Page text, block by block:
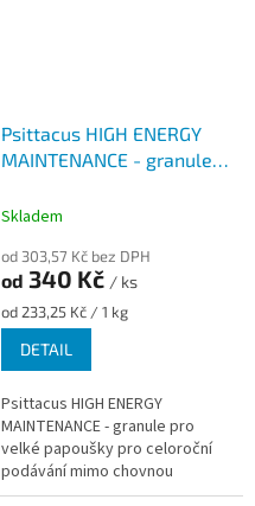
Psittacus HIGH ENERGY
MAINTENANCE - granule
celoroční podávání
Skladem
od 303,57 Kč bez DPH
od 340 Kč / ks
Měrná
cena:
od 233,25 Kč / 1 kg
DETAIL
Psittacus HIGH ENERGY
MAINTENANCE - granule pro
velké papoušky pro celoroční
podávání mimo chovnou
sezónu.